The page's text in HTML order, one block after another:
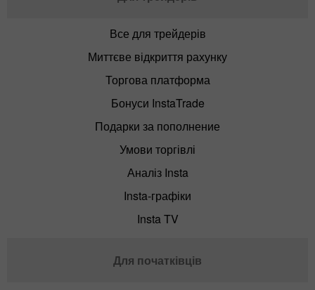
Все для трейдерів
Миттєве відкриття рахунку
Торгова платформа
Бонуси InstaTrade
Подарки за пополнение
Умови торгівлі
Аналіз Insta
Insta-графіки
Insta TV
Для початківців